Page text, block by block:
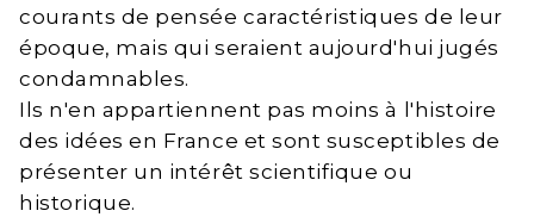
courants de pensée caractéristiques de leur
époque, mais qui seraient aujourd'hui jugés
condamnables.
Ils n'en appartiennent pas moins à l'histoire
des idées en France et sont susceptibles de
présenter un intérêt scientifique ou
historique.